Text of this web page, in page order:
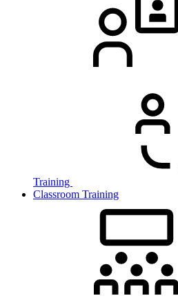
Training
Classroom Training